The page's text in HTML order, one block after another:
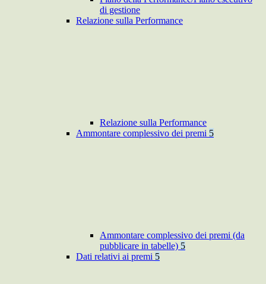
di gestione
Relazione sulla Performance
Relazione sulla Performance
Ammontare complessivo dei premi 5
Ammontare complessivo dei premi (da
pubblicare in tabelle) 5
Dati relativi ai premi 5